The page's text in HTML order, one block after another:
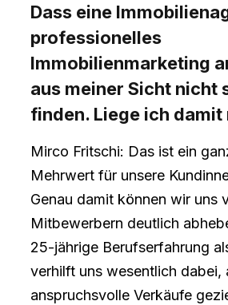
Dass eine
professionelles
Immobilienmarketing
aus meiner Sicht nicht
finden. Liege ich
Mirco Fritschi: Das ist ein
Mehrwert für unsere
Genau damit können wir uns
Mitbewerbern deutlich
25-jährige Berufserfahrung
verhilft uns wesentlich dabei,
anspruchsvolle Verkäufe